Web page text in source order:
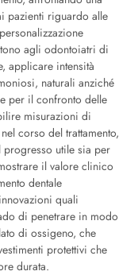
pazienti riguardo alle
agli odontoiatri di
applicare intensità
naturali anziché
per il confronto delle
misurazioni di
corso del trattamento,
progresso utile sia per
il valore clinico
dentale
quali
di penetrare in modo
di ossigeno, che
protettivi che
durata.